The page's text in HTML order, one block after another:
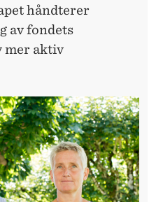
håndterer
av fondets
mer aktiv